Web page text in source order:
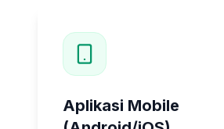
Aplikasi Mobile